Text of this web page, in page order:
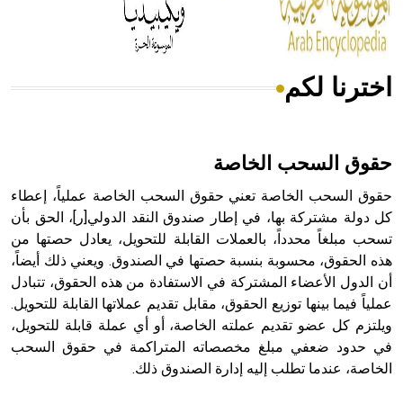
أجود أنواعه، ويمتاز بكبر الحجم ويسمى الش
هل تعلم أن الأبسيد كلمة فرنسية اللفظ تم اعتمادها مصطلحاً
- هل تعلم أن أبجر Abgar اسم معروف جيداً يعود إلى عدد من
الملوك الذين حكموا مدينة إديسا (الرها) من أبجر الأول وحتى
التاسع، وهم ينتسبون إلى أسرة أوسروين
اخترنا لكم
حقوق السحب الخاصة
حقوق السحب الخاصة تعني حقوق السحب الخاصة عملياً، إعطاء
كل دولة مشتركة بها، في إطار صندوق النقد الدولي[ر]، الحق بأن
تسحب مبلغاً محدداً، بالعملات القابلة للتحويل، يعادل حصتها من
هذه الحقوق، محسوبة بنسبة حصتها في الصندوق. ويعني ذلك أيضاً،
أن الدول الأعضاء المشتركة في الاستفادة من هذه الحقوق، تتبادل
عملياً فيما بينها توزيع الحقوق، مقابل تقديم عملاتها القابلة للتحويل.
ويلتزم كل عضو تقديم عملته الخاصة، أو أي عملة قابلة للتحويل،
في حدود ضعفي مبلغ مخصصاته المتراكمة في حقوق السحب
الخاصة، عندما تطلب إليه إدارة الصندوق ذلك.